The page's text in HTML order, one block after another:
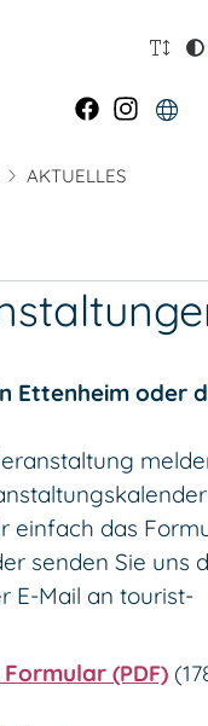
AKTUELLES
Ettenheim oder
einfach das
senden Sie uns
E-Mail an tourist-
(PDF)